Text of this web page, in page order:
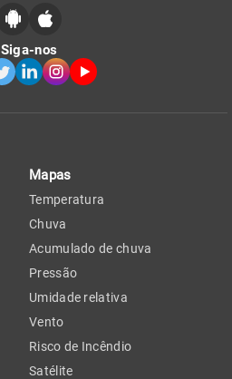
Siga-nos
Mapas
Temperatura
Chuva
Acumulado de chuva
Pressão
Umidade relativa
Vento
Risco de Incêndio
Satélite